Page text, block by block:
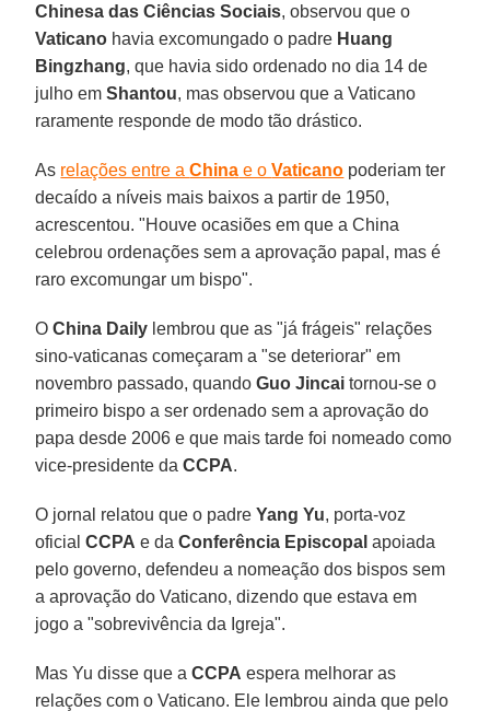
Chinesa das Ciências Sociais, observou que o
Vaticano havia excomungado o padre Huang
Bingzhang, que havia sido ordenado no dia 14 de
julho emShantou, mas observou que a Vaticano
raramente responde de modo tão drástico.
As relações entre aChina e oVaticano poderiam ter
decaído a níveis mais baixos a partir de 1950,
acrescentou. "Houve ocasiões em que a China
celebrou ordenações sem a aprovação papal, mas é
raro excomungar um bispo".
OChina Daily lembrou que as "já frágeis" relações
sino-vaticanas começaram a "se deteriorar" em
novembro passado, quandoGuo Jincaitornou-se o
primeiro bispo a ser ordenado sem a aprovação do
papa desde 2006 e que mais tarde foi nomeado como
vice-presidente daCCPA.
O jornal relatou que o padreYang Yu, porta-voz
oficialCCPA e daConferência Episcopal apoiada
pelo governo, defendeu a nomeação dos bispos sem
a aprovação do Vaticano, dizendo que estava em
jogo a "sobrevivência da Igreja".
Mas Yu disse que aCCPA espera melhorar as
relações com o Vaticano. Ele lembrou ainda que pelo